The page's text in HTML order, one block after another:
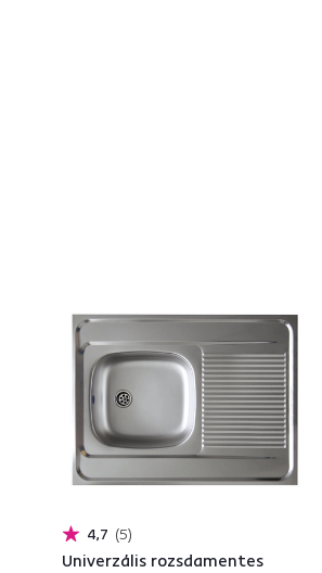
4,7 5
Univerzális rozsdamentes